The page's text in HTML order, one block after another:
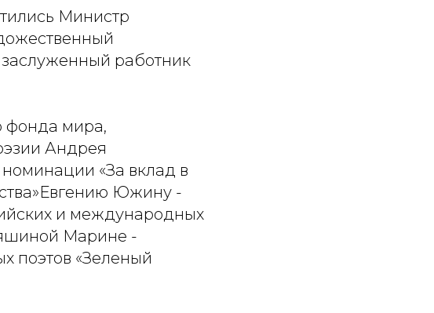
Министр
работник
фонда мира,
Андрея
«За вклад в
Южину -
и международных
Марине -
поэтов «Зеленый